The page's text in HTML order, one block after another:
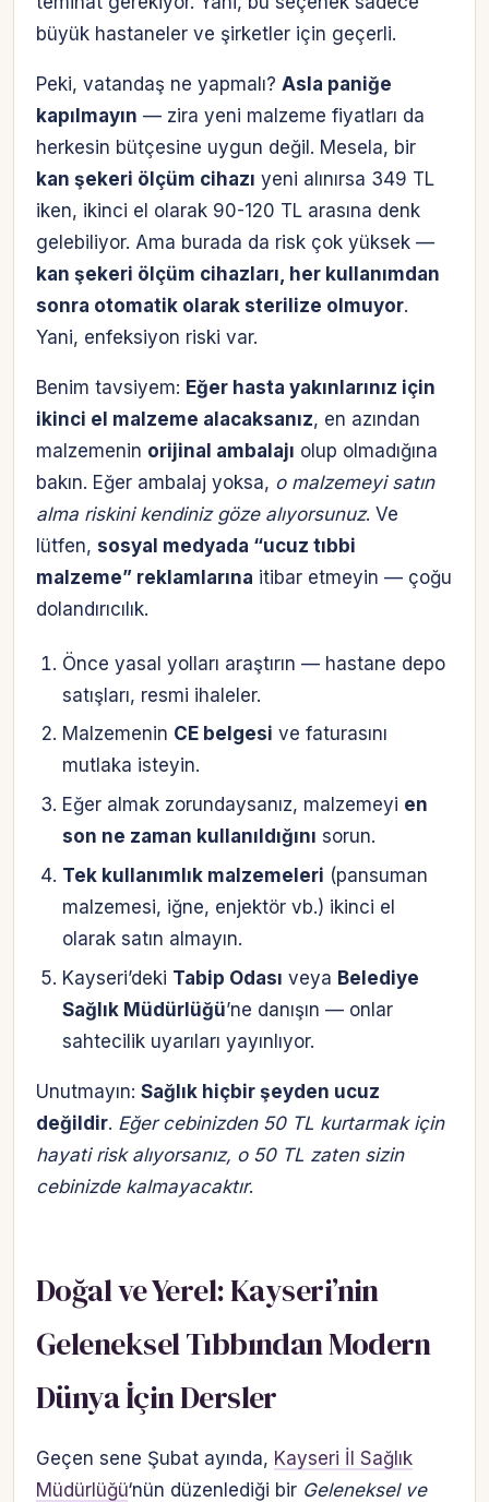
büyük hastaneler ve şirketler için geçerli.
Peki, vatandaş ne yapmalı? Asla paniğe
kapılmayın — zira yeni malzeme fiyatları da
herkesin bütçesine uygun değil. Mesela, bir
kan şekeri ölçüm cihazı yeni alınırsa 349 TL
iken, ikinci el olarak 90-120 TL arasına denk
gelebiliyor. Ama burada da risk çok yüksek —
kan şekeri ölçüm cihazları, her kullanımdan
sonra otomatik olarak sterilize olmuyor.
Yani, enfeksiyon riski var.
Benim tavsiyem: Eğer hasta yakınlarınız için
ikinci el malzeme alacaksanız, en azından
malzemenin orijinal ambalajı olup olmadığına
bakın. Eğer ambalaj yoksa, o malzemeyi satın
alma riskini kendiniz göze alıyorsunuz. Ve
lütfen, sosyal medyada “ucuz tıbbi
malzeme” reklamlarına itibar etmeyin — çoğu
dolandırıcılık.
Önce yasal yolları araştırın — hastane depo
satışları, resmi ihaleler.
Malzemenin CE belgesi ve faturasını
mutlaka isteyin.
Eğer almak zorundaysanız, malzemeyi en
son ne zaman kullanıldığını sorun.
Tek kullanımlık malzemeleri (pansuman
malzemesi, iğne, enjektör vb.) ikinci el
olarak satın almayın.
Kayseri’deki Tabip Odası veya Belediye
Sağlık Müdürlüğü’ne danışın — onlar
sahtecilik uyarıları yayınlıyor.
Unutmayın: Sağlık hiçbir şeyden ucuz
değildir. Eğer cebinizden 50 TL kurtarmak için
hayati risk alıyorsanız, o 50 TL zaten sizin
cebinizde kalmayacaktır.
Doğal ve Yerel: Kayseri’nin
Geleneksel Tıbbından Modern
Dünya İçin Dersler
Geçen sene Şubat ayında, Kayseri İl Sağlık
Müdürlüğü‘nün düzenlediği bir Geleneksel ve